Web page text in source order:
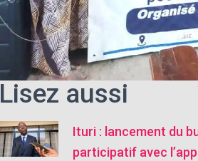
Lisez aussi
Ituri : lancement du
participatif avec